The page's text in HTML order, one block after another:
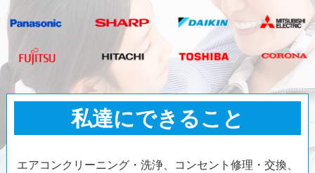
私達にできること
エアコンクリーニング・洗浄、コンセント修理・交換、